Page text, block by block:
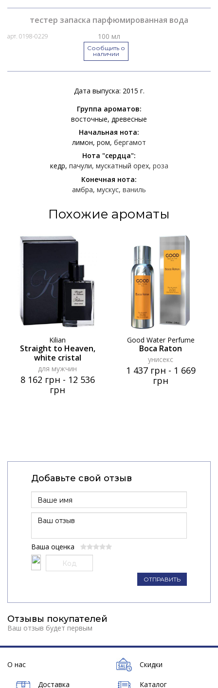
тестер запаска парфюмированная вода
арт. 0198-0229 100 мл
Сообщить о
наличии
Дата выпуска: 2015 г.
Группа ароматов:
восточные древесные
Начальная нота:
лимон ром бергамот
Нота "сердца":
кедр пачули мускатный орех роза
Конечная нота:
амбра мускус ваниль
Похожие ароматы
Kilian
Straight to Heaven,
white cristal
для мужчин
8 162 грн - 12 536
грн
Good Water Perfume
Boca Raton
унисекс
1 437 грн - 1 669
грн
Добавьте свой отзыв
Ваша оценка
ОТПРАВИТЬ
Отзывы покупателей
Ваш отзыв будет первым
О нас Скидки
Доставка
Каталог